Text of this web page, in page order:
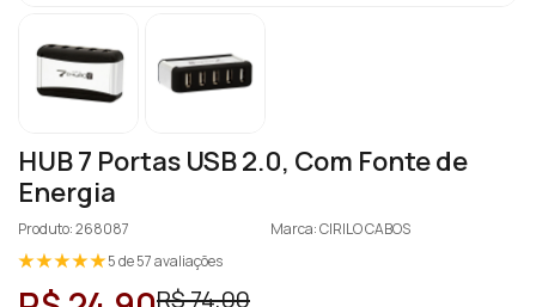
HUB 7 Portas USB 2.0, Com Fonte de
Energia
Produto: 268087
Marca: CIRILO CABOS
5 de 57 avaliações
R$ 74,00